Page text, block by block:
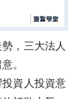
，三大法人
。
資人投資意